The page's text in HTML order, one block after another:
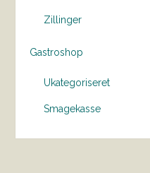
Zillinger
Gastroshop
Ukategoriseret
Smagekasse